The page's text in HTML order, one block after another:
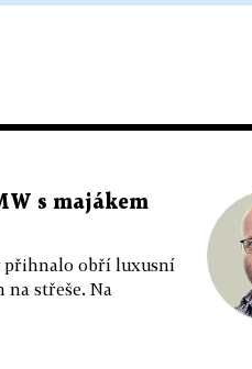
s majákem
přihnalo obří luxusní
střeše. Na